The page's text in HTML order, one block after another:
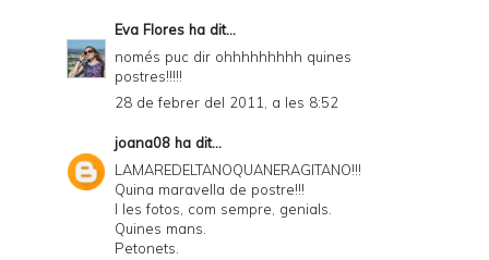
Eva Flores ha dit...
només puc dir ohhhhhhhhh quines
postres!!!!!
28 de febrer del 2011, a les 8:52
joana08 ha dit...
LAMAREDELTANOQUANERAGITANO!!!
Quina maravella de postre!!!
I les fotos, com sempre, genials.
Quines mans.
Petonets.